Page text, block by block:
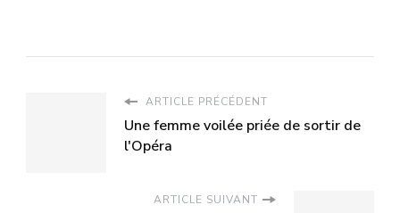
ARTICLE PRÉCÉDENT
Une femme voilée priée de sortir de
l'Opéra
ARTICLE SUIVANT